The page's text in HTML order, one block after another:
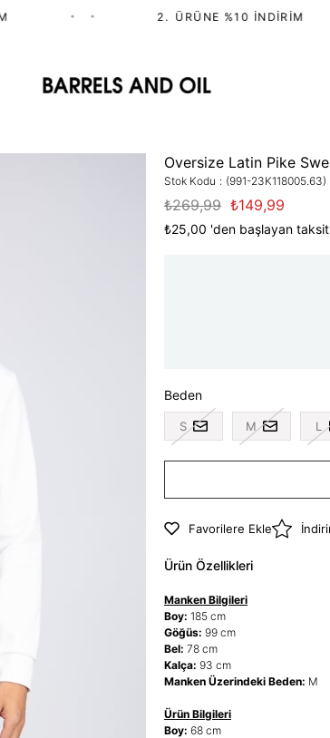
• 2.⁠ ⁠ÜRÜNE %10 İNDIRIM
Oversize Latin Pike
Stok Kodu (991-23K118005.63)
₺269,99 ₺149,99
₺25,00 'den başlayan
Beden
S M L
Favorilere Ekle
Ürün Özellikleri
Manken Bilgileri
Boy: 185 cm
Göğüs: 99 cm
Bel: 78 cm
Kalça: 93 cm
Manken Üzerindeki Beden: M
Ürün Bilgileri
Boy: 68 cm